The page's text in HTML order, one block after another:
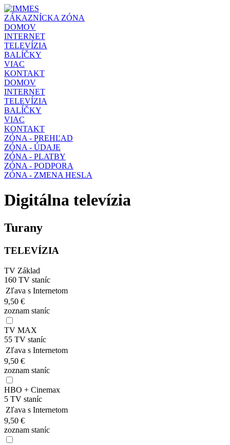
ZÁKAZNÍCKA ZÓNA
DOMOV
INTERNET
TELEVÍZIA
BALÍČKY
VIAC
KONTAKT
DOMOV
INTERNET
TELEVÍZIA
BALÍČKY
VIAC
KONTAKT
ZÓNA - PREHĽAD
ZÓNA - ÚDAJE
ZÓNA - PLATBY
ZÓNA - PODPORA
ZÓNA - ZMENA HESLA
Digitálna televízia
Turany
TELEVÍZIA
TV Základ
160 TV staníc
Zľava s Internetom
9,50 €
zoznam staníc
TV MAX
55 TV staníc
Zľava s Internetom
9,50 €
zoznam staníc
HBO + Cinemax
5 TV staníc
Zľava s Internetom
9,50 €
zoznam staníc